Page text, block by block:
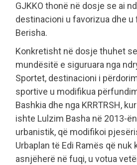
GJKKO thonë në dosje se ai
destinacioni u favorizua dhe u
Berisha.
Konkretisht në dosje thuhet
mundësitë e siguruara nga
Sportet, destinacioni i
sportive u modifikua
Bashkia dhe nga KRRTRSH,
ishte Lulzim Basha në 2013-
urbanistik, që modifikoi
Urbaplan të Edi Ramës që nuk
asnjëherë në fuqi, u votua